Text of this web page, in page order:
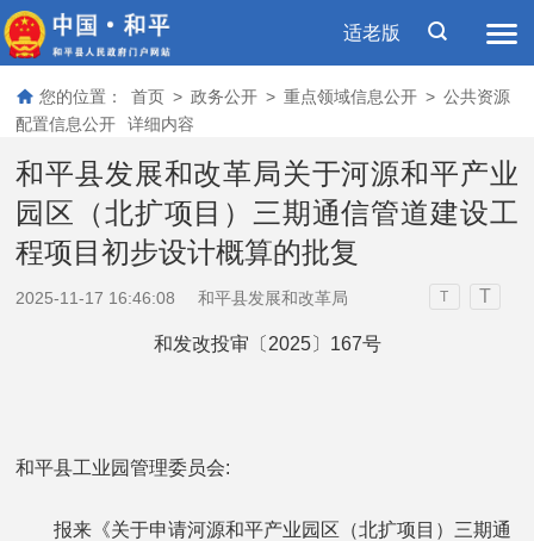
适老版
您的位置： 首页 > 政务公开 > 重点领域信息公开 > 公共资源
配置信息公开
详细内容
和平县发展和改革局关于河源和平产业
园区（北扩项目）三期通信管道建设工
程项目初步设计概算的批复
2025-11-17 16:46:08 和平县发展和改革局 T T
和发改投审〔2025〕167号
和平县工业园管理委员会:
报来《关于申请河源和平产业园区（北扩项目）三期通